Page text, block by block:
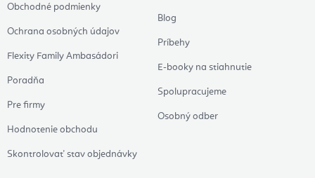
Obchodné podmienky
Ochrana osobných údajov
Flexity Family Ambasádori
Poradňa
Pre firmy
Hodnotenie obchodu
Skontrolovať stav objednávky
Blog
Príbehy
E-booky na stiahnutie
Spolupracujeme
Osobný odber